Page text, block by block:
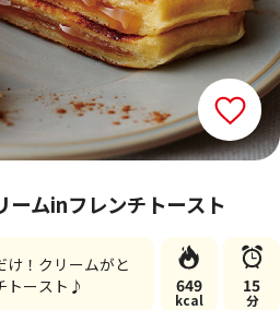
ームinフレンチトースト
け！クリームがと
トースト♪
649
kcal
15
分